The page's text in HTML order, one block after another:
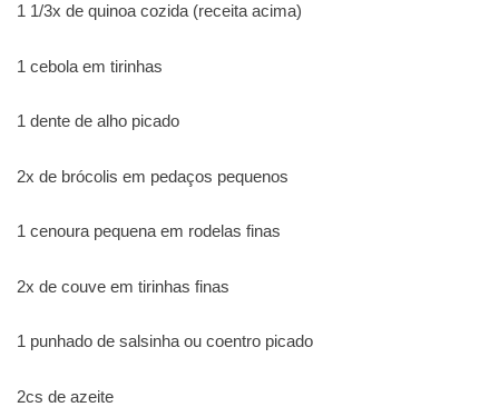
1 1/3x de quinoa cozida (receita acima)
1 cebola em tirinhas
1 dente de alho picado
2x de brócolis em pedaços pequenos
1 cenoura pequena em rodelas finas
2x de couve em tirinhas finas
1 punhado de salsinha ou coentro picado
2cs de azeite